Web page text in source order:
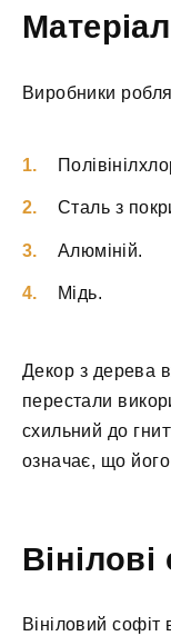
Виробники
Сталь з
Алюміній.
Мідь.
Декор з дерева
перестали
схильний до
означає, що його
Вініловий